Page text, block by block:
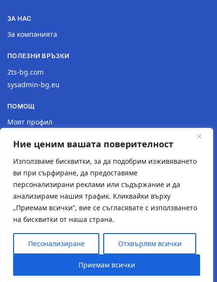
Ние ценим вашата поверителност
Използваме бисквитки, за да подобрим изживяването
ви при сърфиране, да предоставяме
персонализирани реклами или съдържание и да
анализираме нашия трафик. Кликвайки върху
„Приемам всички“, вие се съгласявате с използването
на бисквитки от наша страна.
Песонализиране Отхвърлям всички
Приемам всички
ЗА НАС
За компанията
ПОЛЕЗНИ ВРЪЗКИ
2ts-bg.com
sysadmin-bg.eu
ПОМОЩ
Моят профил
Връщане на продукт
Политика за поверителност
КОНТАКТИ
Местоположение
Контактна форма
Имейл: 2tsstudio1@gmail.com
Тел.: 0877 30 40 18
© Създаден от